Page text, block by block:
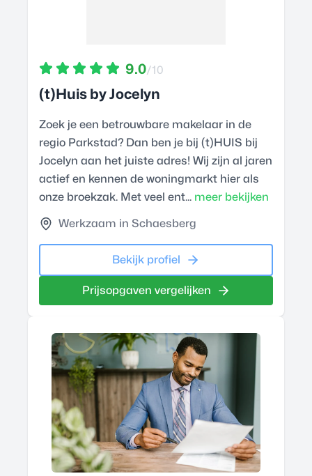
9.0/10
(t)Huis by Jocelyn
Zoek je een betrouwbare makelaar in de
regio Parkstad? Dan ben je bij (t)HUIS bij
Jocelyn aan het juiste adres! Wij zijn al jaren
actief en kennen de woningmarkt hier als
onze broekzak. Met veel ent... meer bekijken
Werkzaam in Schaesberg
Bekijk profiel
Prijsopgaven vergelijken